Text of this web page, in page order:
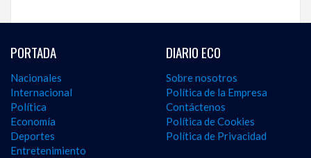
PORTADA
Nacionales
Internacional
Política
Economía
Deportes
Entretenimiento
DIARIO ECO
Sobre nosotros
Política de la Empresa
Contáctenos
Política de Cookies
Política de Privacidad